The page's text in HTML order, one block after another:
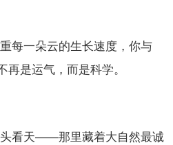
每一朵云的生长速度，你与
再是运气，而是科学。
看天——那里藏着大自然最诚